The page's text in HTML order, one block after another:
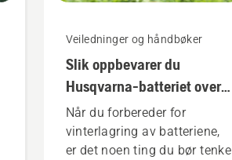
Veiledninger og håndbøker
Slik oppbevarer du
Husqvarna-batteriet over
vinteren
Når du forbereder for
vinterlagring av batteriene,
er det noen ting du bør tenke